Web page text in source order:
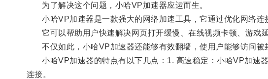
为了解决这个问题，小哈VP加速器应运而生。
小哈VP加速器是一款强大的网络加速工具，它通过优化网络连
它可以帮助用户快速解决网页打开缓慢、在线视频卡顿、游戏延
不仅如此，小哈VP加速器还能够有效翻墙，使用户能够访问被
小哈VP加速器的特点有以下几点：1. 高速稳定：小哈VP加速器
连接。